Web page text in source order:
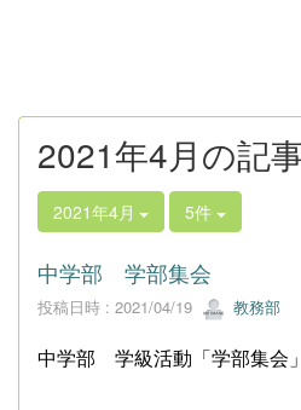
2021年4月の記
2021年4月 5件
中学部 学部集会
投稿日時 : 2021/04/19 教務部
中学部 学級活動「学部集会」